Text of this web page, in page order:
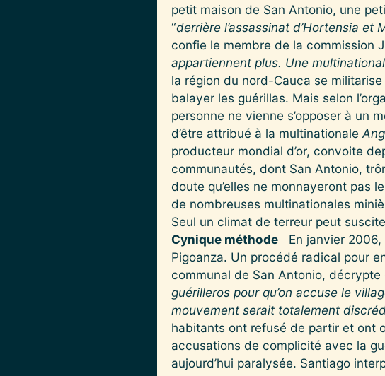
petit maison de San Antonio, une
“derrière l’assassinat d’Hortensia et
confie le membre de la commission
appartiennent plus. Une
la région du nord-Cauca se
balayer les guérillas. Mais selon
personne ne vienne s’opposer à un
d’être attribué à la multinationale
producteur mondial d’or, convoite
communautés, dont San Antonio,
doute qu’elles ne monnayeront pas
de nombreuses multinationales
Seul un climat de terreur peut
Cynique méthode En janvier 2006,
Pigoanza. Un procédé radical pour
communal de San Antonio, décrypte
guérilleros pour qu’on accuse le
mouvement serait totalement
habitants ont refusé de partir et ont
accusations de complicité avec la
aujourd’hui paralysée. Santiago